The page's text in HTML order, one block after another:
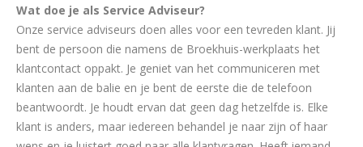
Wat doe je als Service Adviseur?
Onze service adviseurs doen alles voor een tevreden klant. Jij
bent de persoon die namens de Broekhuis-werkplaats het
klantcontact oppakt. Je geniet van het communiceren met
klanten aan de balie en je bent de eerste die de telefoon
beantwoordt. Je houdt ervan dat geen dag hetzelfde is. Elke
klant is anders, maar iedereen behandel je naar zijn of haar